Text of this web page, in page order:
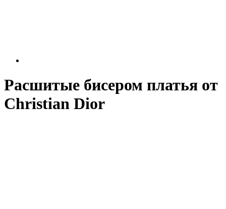
Расшитые бисером платья от
Christian Dior